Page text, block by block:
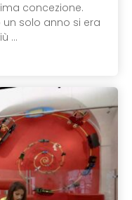
concezione.
solo anno si era
...